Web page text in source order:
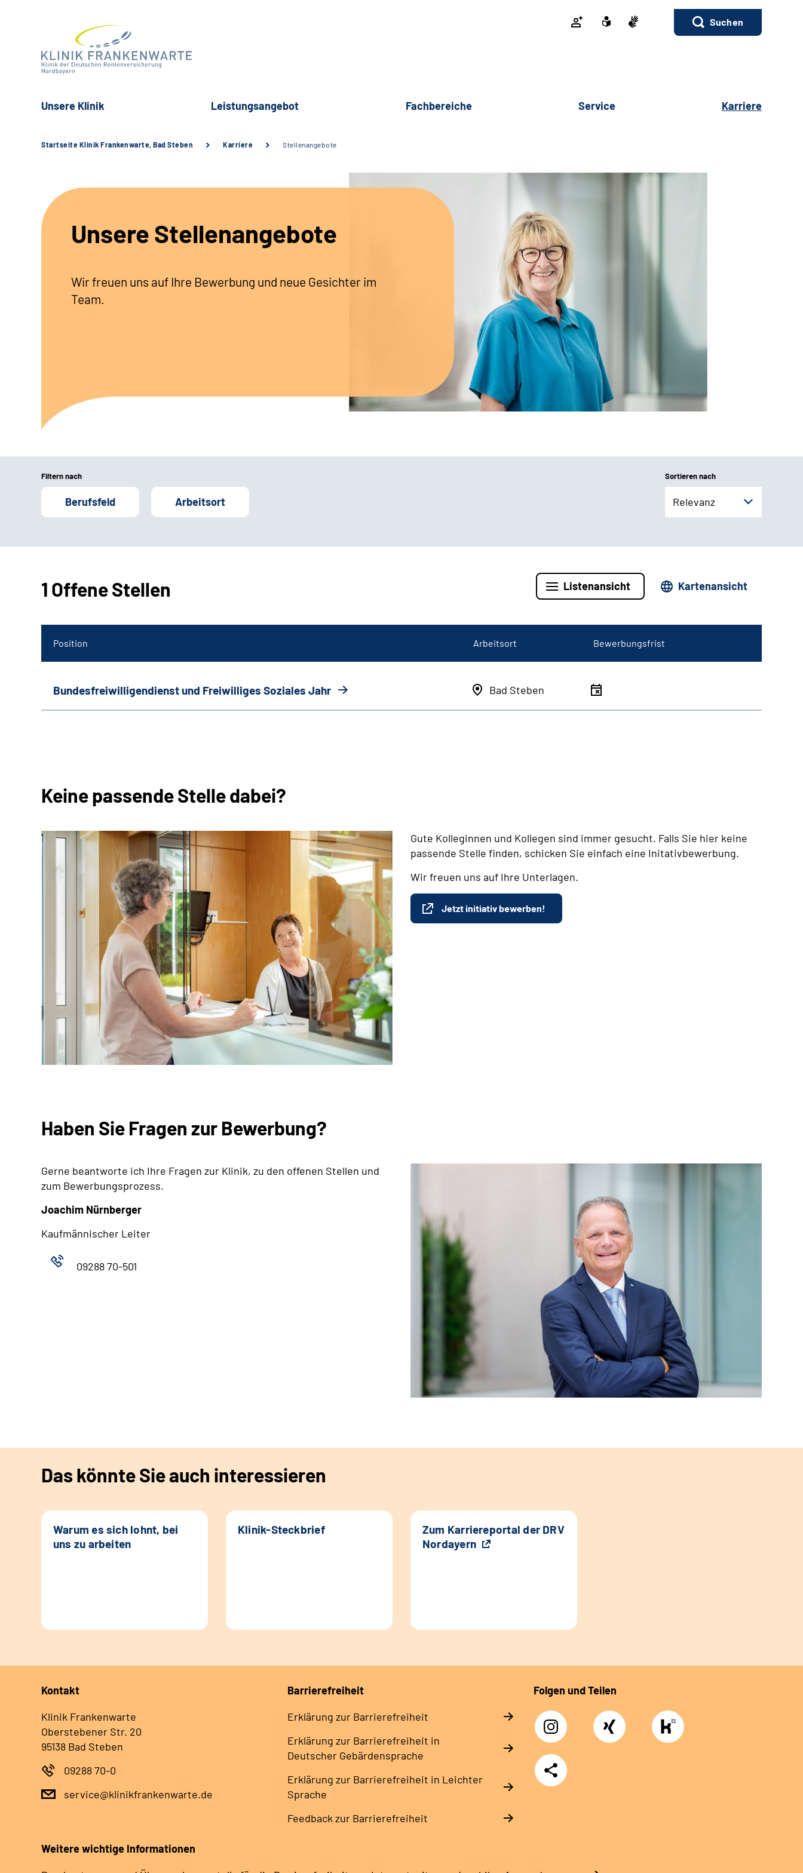
Suchen
Unsere Klinik Leistungsangebot Fachbereiche Service Karriere
Startseite Klinik Frankenwarte, Bad Steben Karriere Stellenangebote
Unsere Stellenangebote
Wir freuen uns auf Ihre Bewerbung und neue Gesichter im
Team.
Filtern nach
Berufsfeld Arbeitsort
Sortieren nach
Relevanz
1 Offene Stellen Listenansicht Kartenansicht
Position Arbeitsort Bewerbungsfrist
Bundesfreiwilligendienst und Freiwilliges Soziales Jahr Bad Steben
Keine passende Stelle dabei?
Gute Kolleginnen und Kollegen sind immer gesucht. Falls Sie hier keine
passende Stelle finden, schicken Sie einfach eine Initativbewerbung.
Wir freuen uns auf Ihre Unterlagen.
Jetzt initiativ bewerben!
Haben Sie Fragen zur Bewerbung?
Gerne beantworte ich Ihre Fragen zur Klinik, zu den offenen Stellen und
zum Bewerbungsprozess.
Joachim Nürnberger
Kaufmännischer Leiter
09288 70-501
Das könnte Sie auch interessieren
Warum es sich lohnt, bei
uns zu arbeiten
Klinik-Steckbrief
Zum Karriereportal der DRV
Nordayern
Kontakt
Klinik Frankenwarte
Oberstebener Str. 20
95138 Bad Steben
09288 70-0
service@klinikfrankenwarte.de
Barrierefreiheit
Erklärung zur Barrierefreiheit
Erklärung zur Barrierefreiheit in
Deutscher Gebärdensprache
Erklärung zur Barrierefreiheit in Leichter
Sprache
Feedback zur Barrierefreiheit
Folgen und Teilen
Instagram Xing
https://www.kununu.com/de/deutsche-
rentenversicherung-
nordbayern6
Teilen
Weitere wichtige Informationen